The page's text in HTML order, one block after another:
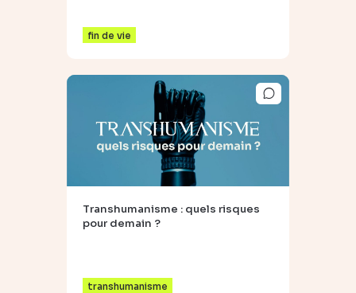
fin de vie
Transhumanisme : quels risques
pour demain ?
transhumanisme